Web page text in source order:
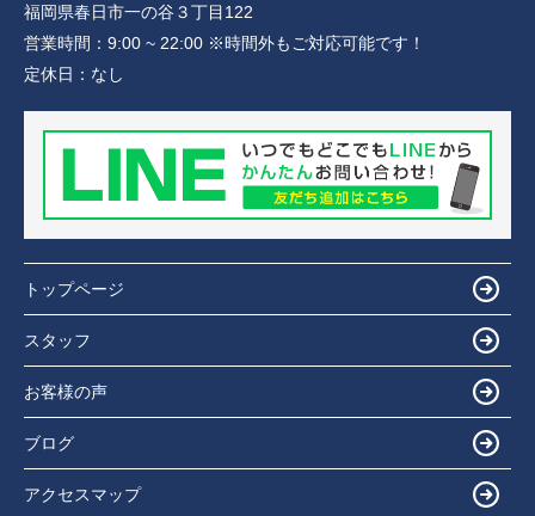
福岡県春日市一の谷３丁目122
営業時間： 9:00 ~ 22:00 ※時間外もご対応可能です！
定休日： なし
トップページ
スタッフ
お客様の声
ブログ
アクセスマップ